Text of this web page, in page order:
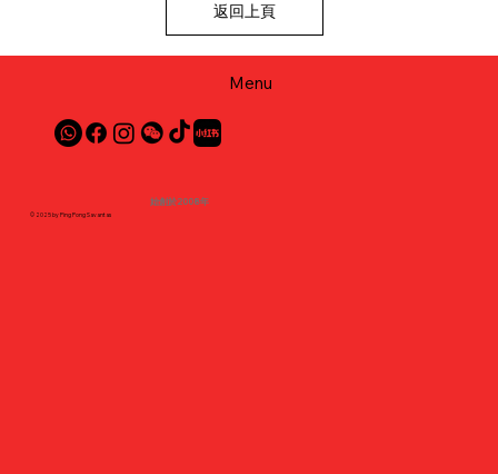
返回上頁
Menu
始創於2008年
© 2025 by Ping Pong Savantas